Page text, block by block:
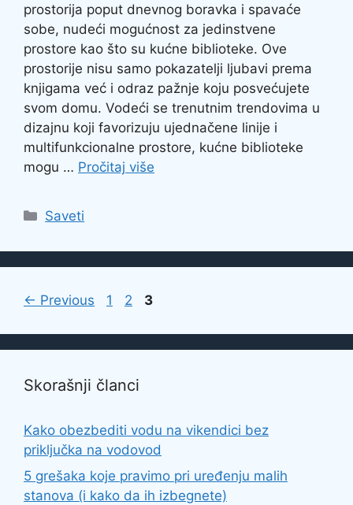
prostorija poput dnevnog boravka i spavaće
sobe, nudeći mogućnost za jedinstvene
prostore kao što su kućne biblioteke. Ove
prostorije nisu samo pokazatelji ljubavi prema
knjigama već i odraz pažnje koju posvećujete
svom domu. Vodeći se trenutnim trendovima u
dizajnu koji favorizuju ujednačene linije i
multifunkcionalne prostore, kućne biblioteke
mogu … Pročitaj više
Categories
Saveti
← Previous Page
1 Page
2 Page
3
Skorašnji članci
Kako obezbediti vodu na vikendici bez
priključka na vodovod
5 grešaka koje pravimo pri uređenju malih
stanova (i kako da ih izbegnete)